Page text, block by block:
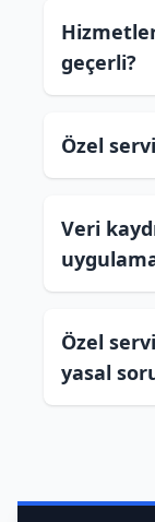
geçerli?
Özel
Veri
Özel
yasal